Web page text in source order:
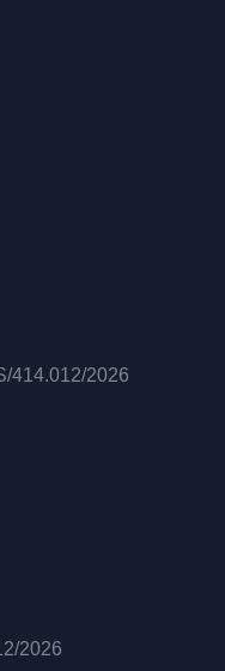
414.012/2026
2026